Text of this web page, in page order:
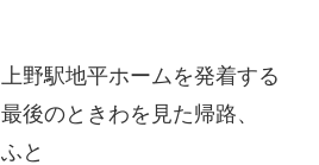
上野駅地平ホームを発着する
最後のときわを見た帰路、
ふと